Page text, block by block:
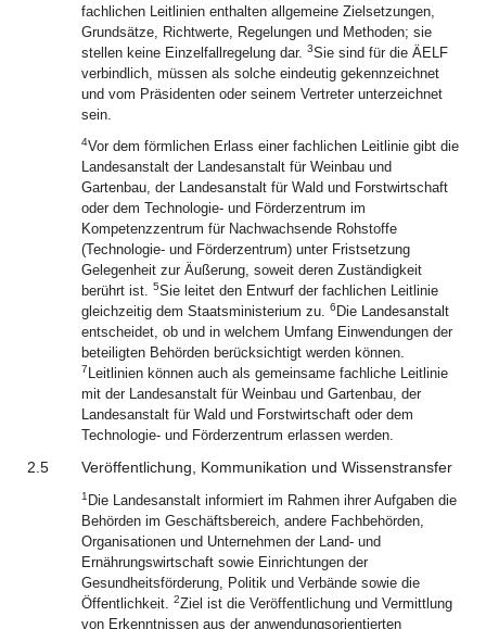
fachlichen Leitlinien enthalten allgemeine Zielsetzungen,
Grundsätze, Richtwerte, Regelungen und Methoden; sie
stellen keine Einzelfallregelung dar. 3Sie sind für die ÄELF
verbindlich, müssen als solche eindeutig gekennzeichnet
und vom Präsidenten oder seinem Vertreter unterzeichnet
sein.
4Vor dem förmlichen Erlass einer fachlichen Leitlinie gibt die
Landesanstalt der Landesanstalt für Weinbau und
Gartenbau, der Landesanstalt für Wald und Forstwirtschaft
oder dem Technologie- und Förderzentrum im
Kompetenzzentrum für Nachwachsende Rohstoffe
(Technologie- und Förderzentrum) unter Fristsetzung
Gelegenheit zur Äußerung, soweit deren Zuständigkeit
berührt ist. 5Sie leitet den Entwurf der fachlichen Leitlinie
gleichzeitig dem Staatsministerium zu. 6 Die Landesanstalt
entscheidet, ob und in welchem Umfang Einwendungen der
beteiligten Behörden berücksichtigt werden können.
7 Leitlinien können auch als gemeinsame fachliche Leitlinie
mit der Landesanstalt für Weinbau und Gartenbau, der
Landesanstalt für Wald und Forstwirtschaft oder dem
Technologie- und Förderzentrum erlassen werden.
2.5 Veröffentlichung, Kommunikation und Wissenstransfer
1 Die Landesanstalt informiert im Rahmen ihrer Aufgaben die
Behörden im Geschäftsbereich, andere Fachbehörden,
Organisationen und Unternehmen der Land- und
Ernährungswirtschaft sowie Einrichtungen der
Gesundheitsförderung, Politik und Verbände sowie die
Öffentlichkeit. 2Ziel ist die Veröffentlichung und Vermittlung
von Erkenntnissen aus der anwendungsorientierten